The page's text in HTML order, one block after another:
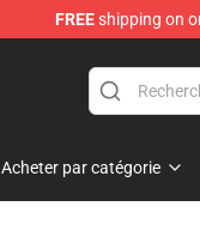
FREEshipping on
Acheter par catégorie